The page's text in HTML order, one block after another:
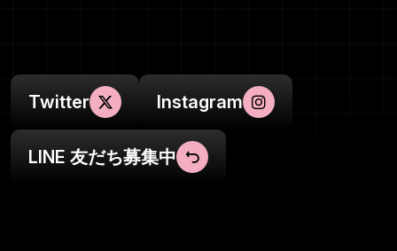
Twitter Instagram
LINE 友だち募集中